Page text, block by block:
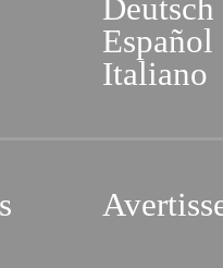
Deutsch
Español
Italiano